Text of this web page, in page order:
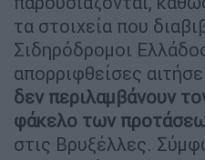
τα στοιχεία που
Σιδηρόδρομοι
απορριφθείσες
δεν περιλαμβάνουν
φάκελο των
στις Βρυξέλλες.